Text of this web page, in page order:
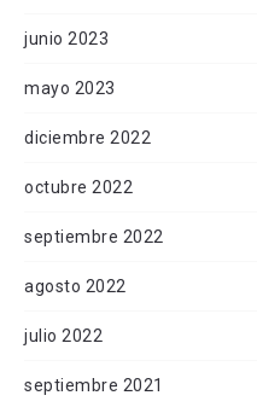
junio 2023
mayo 2023
diciembre 2022
octubre 2022
septiembre 2022
agosto 2022
julio 2022
septiembre 2021